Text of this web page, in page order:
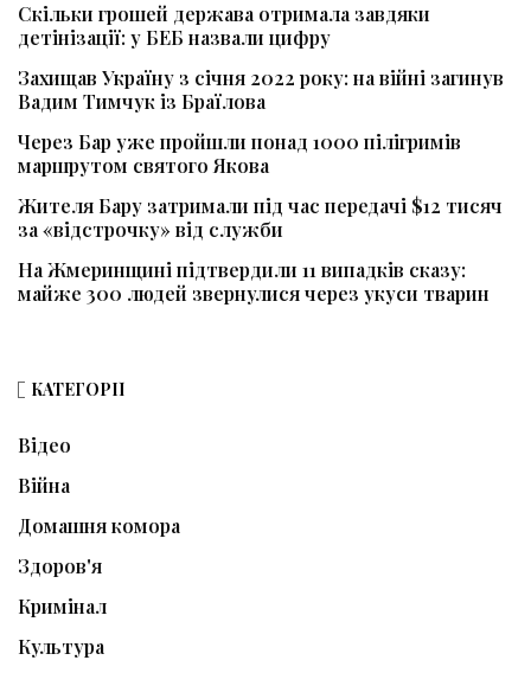
Скільки грошей держава отримала завдяки
детінізації: у БЕБ назвали цифру
Захищав Україну з січня 2022 року: на війні загинув
Вадим Тимчук із Браїлова
Через Бар уже пройшли понад 1000 пілігримів
маршрутом святого Якова
Жителя Бару затримали під час передачі $12 тисяч
за «відстрочку» від служби
На Жмеринщині підтвердили 11 випадків сказу:
майже 300 людей звернулися через укуси тварин
КАТЕГОРІЇ
Відео
Війна
Домашня комора
Здоров'я
Кримінал
Культура